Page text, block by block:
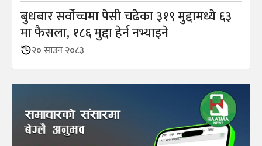
बुधबार सर्वोच्चमा पेसी चढेका ३१९ मुद्दामध्ये ६३
मा फैसला, १८६ मुद्दा हेर्न नभ्याइने
२० साउन २०८३